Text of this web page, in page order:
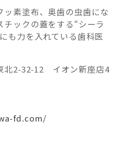
ッ素塗布、奥歯の虫歯にな
チックの蓋をする“シーラ
も力を入れている歯科医
北2-32-12 イオン新座店4
fd.com/